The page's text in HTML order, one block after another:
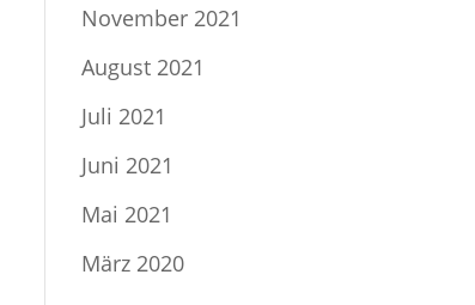
November 2021
August 2021
Juli 2021
Juni 2021
Mai 2021
März 2020